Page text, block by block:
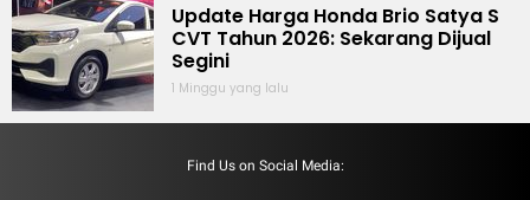
Update Harga Honda Brio Satya S
CVT Tahun 2026: Sekarang Dijual
Segini
1 Minggu yang lalu
Find Us on Social Media: